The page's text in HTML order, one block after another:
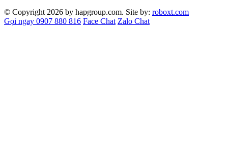
© Copyright 2026 by hapgroup.com. Site by: roboxt.com
Gọi ngay 0907 880 816 Face Chat Zalo Chat